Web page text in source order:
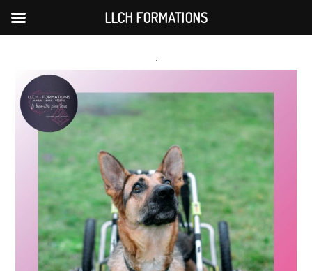
content
LLCH FORMATIONS